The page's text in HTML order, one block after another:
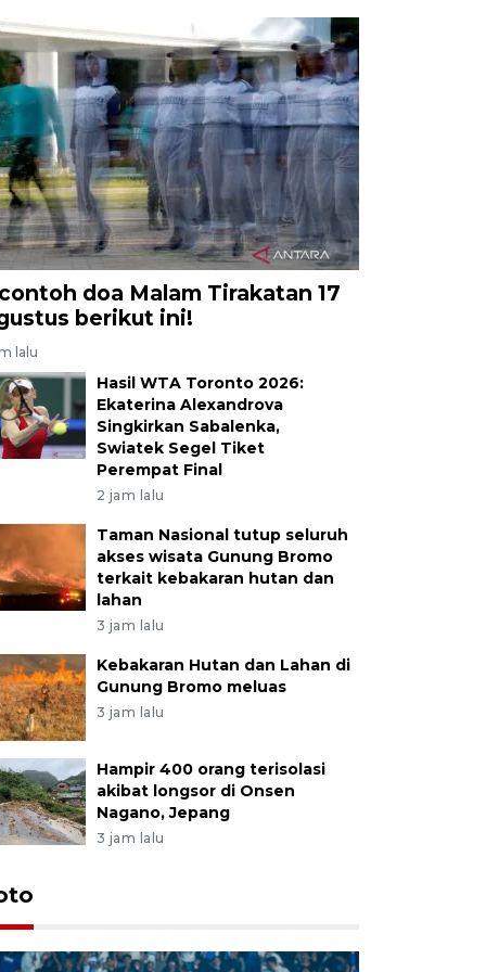
doa Malam Tirakatan 17
berikut ini!
lalu
Hasil WTA Toronto 2026:
Ekaterina Alexandrova
Singkirkan Sabalenka,
Swiatek Segel Tiket
Perempat Final
2 jam lalu
Taman Nasional tutup seluruh
akses wisata Gunung Bromo
terkait kebakaran hutan dan
lahan
3 jam lalu
Kebakaran Hutan dan Lahan di
Gunung Bromo meluas
3 jam lalu
Hampir 400 orang terisolasi
akibat longsor di Onsen
Nagano, Jepang
3 jam lalu